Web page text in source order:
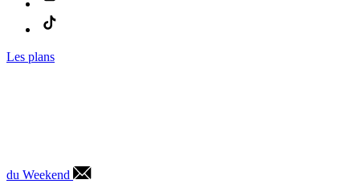
Les plans
du Weekend